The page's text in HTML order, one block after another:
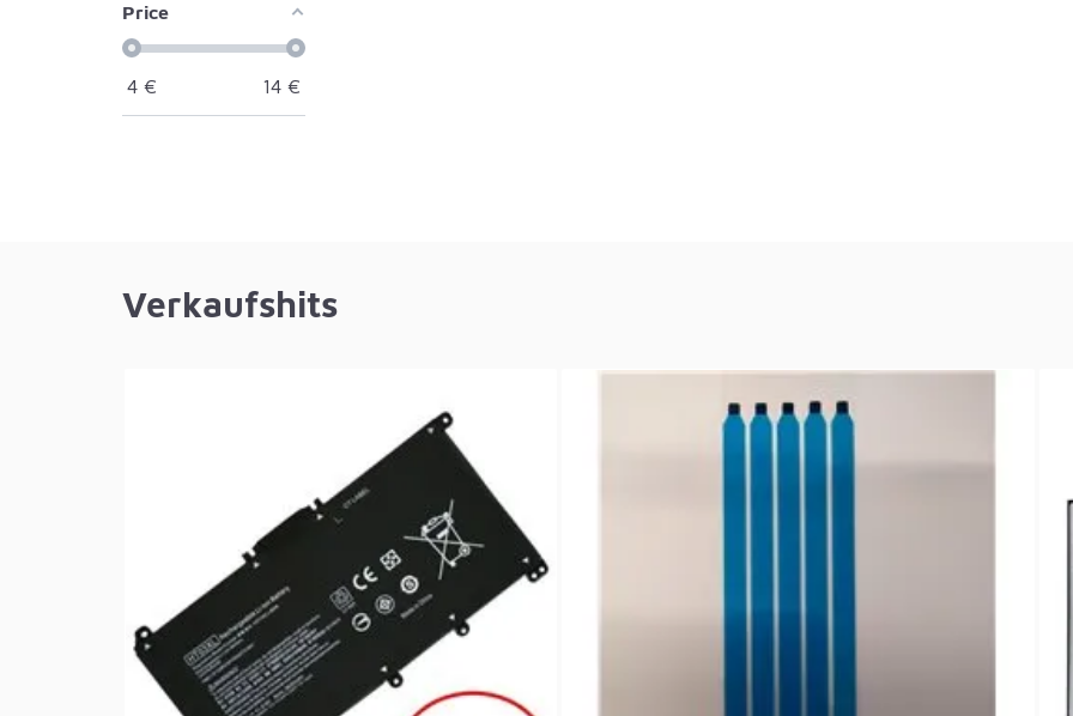
Price
4 € 14€
Verkaufshits